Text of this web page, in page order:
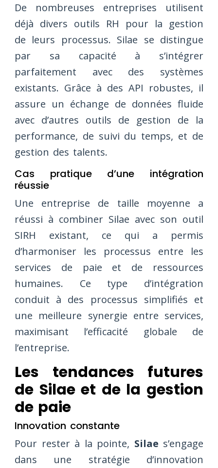
De nombreuses entreprises utilisent
déjà divers outils RH pour la gestion
de leurs processus. Silae se distingue
par sa capacité à s’intégrer
parfaitement avec des systèmes
existants. Grâce à des API robustes, il
assure un échange de données fluide
avec d’autres outils de gestion de la
performance, de suivi du temps, et de
gestion des talents.
Cas pratique d’une intégration
réussie
Une entreprise de taille moyenne a
réussi à combiner Silae avec son outil
SIRH existant, ce qui a permis
d’harmoniser les processus entre les
services de paie et de ressources
humaines. Ce type d’intégration
conduit à des processus simplifiés et
une meilleure synergie entre services,
maximisant l’efficacité globale de
l’entreprise.
Les tendances futures
de Silae et de la gestion
de paie
Innovation constante
Pour rester à la pointe, Silae s’engage
dans une stratégie d’innovation